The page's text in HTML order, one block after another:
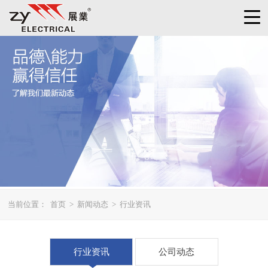
当前位置： 首页 > 新闻动态 > 行业资讯
行业资讯 公司动态